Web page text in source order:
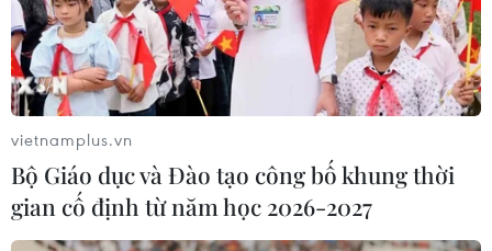
An Giang: Sạt lở bờ sông Nam Kênh 10
vietnamplus.vn
Bộ Giáo dục và Đào tạo công bố khung thời
gian cố định từ năm học 2026-2027